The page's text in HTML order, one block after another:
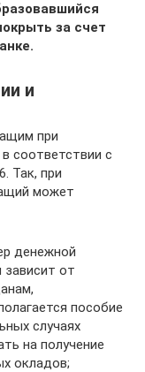
за счет
и
при
соответствии с
Так, при
может
денежной
от
пособие
случаях
на получение
окладов;